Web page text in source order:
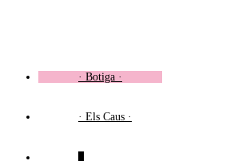
· Botiga ·
· Els Caus ·